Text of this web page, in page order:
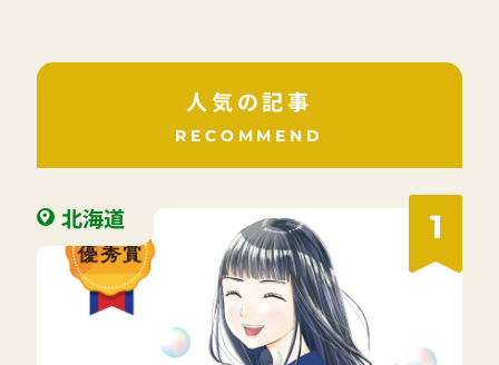
人気の記事
RECOMMEND
1
北海道